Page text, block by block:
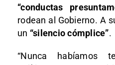
“conductas
rodean al Gobierno. A
un “silencio cómplice”.
“Nunca habíamos